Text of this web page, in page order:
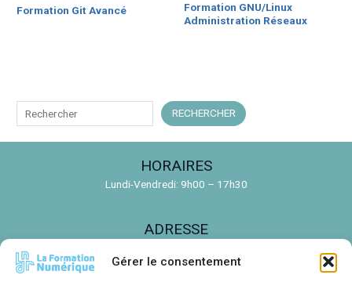
Gérer le consentement
Formation Git Avancé
Formation GNU/Linux
Administration Réseaux
c
h
RECHERCHER
HORAIRES
Lundi-Vendredi: 9h00 – 17h30
ADRESSE